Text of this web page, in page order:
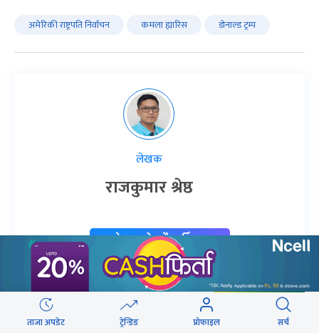
अमेरिकी राष्ट्रपति निर्वाचन कमला ह्यारिस डोनाल्ड ट्रम्प
लेखक
राजकुमार श्रेष्ठ
लेखकको सबै आर्टिकल
ताजा अपडेट ट्रेन्डिङ प्रोफाइल सर्च